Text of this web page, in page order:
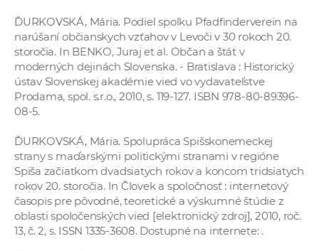
ĎURKOVSKÁ, Mária. Podiel spolku Pfadfinderverein na
narúšaní občianskych vzťahov v Levoči v 30 rokoch 20.
storočia. In BENKO, Juraj et al. Občan a štát v
moderných dejinách Slovenska. - Bratislava : Historický
ústav Slovenskej akadémie vied vo vydavateľstve
Prodama, spol. s.r.o., 2010, s. 119-127. ISBN 978-80-89396-
08-5.
ĎURKOVSKÁ, Mária. Spolupráca Spišskonemeckej
strany s maďarskými politickými stranami v regióne
Spiša začiatkom dvadsiatych rokov a koncom tridsiatych
rokov 20. storočia. In Človek a spoločnosť : internetový
časopis pre pôvodné, teoretické a výskumné štúdie z
oblasti spoločenských vied [elektronický zdroj], 2010, roč.
13, č. 2, s. ISSN 1335-3608. Dostupné na internete: .